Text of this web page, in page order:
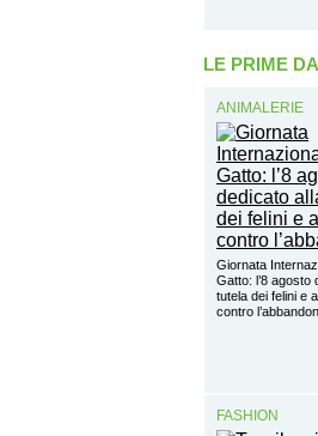
LE PRIME
ANIMALERIE
Giornata
Gatto: l’8 agosto
tutela dei felini e
contro
FASHION